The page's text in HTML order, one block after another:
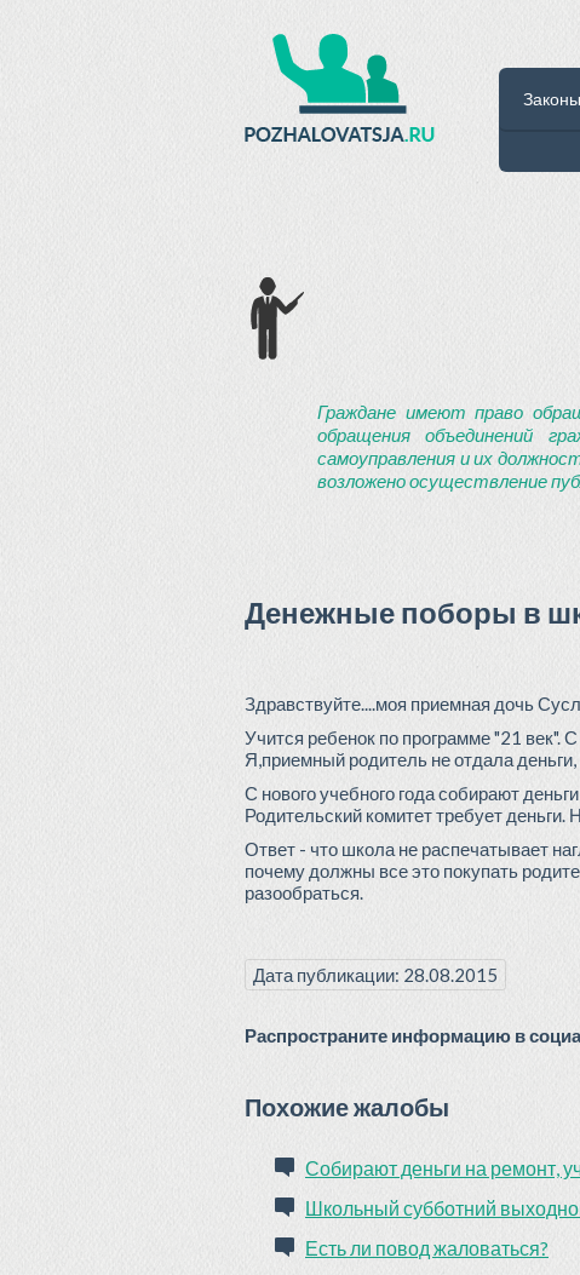
Граждане имеют право
обращения объединений
самоуправления и их
возложено осуществление
Денежные поборы в
Здравствуйте....моя приемная дочь
Учится ребенок по программе "21 век".
Я,приемный родитель не отдала
С нового учебного года собирают
Родительский комитет требует
Ответ - что школа не распечатывает
почему должны все это покупать
разообраться.
Дата публикации: 28.08.2015
Распространите информацию в
Похожие жалобы
Собирают деньги на ремонт,
Школьный субботний
Есть ли повод жаловаться?